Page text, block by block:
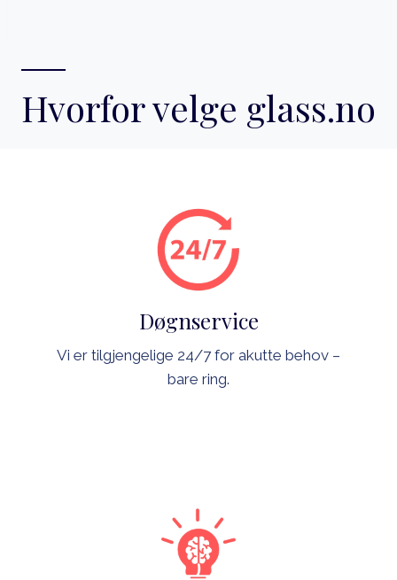
Hvorfor velge glass.no
Døgnservice
Vi er tilgjengelige 24/7 for akutte behov –
bare ring.